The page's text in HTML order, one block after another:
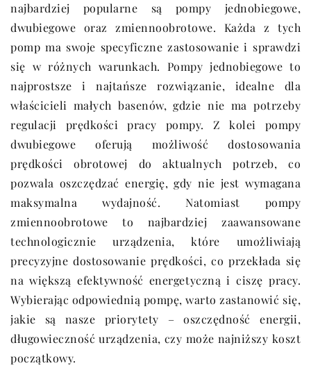
najbardziej popularne są pompy jednobiegowe,
dwubiegowe oraz zmiennoobrotowe. Każda z tych
pomp ma swoje specyficzne zastosowanie i sprawdzi
się w różnych warunkach. Pompy jednobiegowe to
najprostsze i najtańsze rozwiązanie, idealne dla
właścicieli małych basenów, gdzie nie ma potrzeby
regulacji prędkości pracy pompy. Z kolei pompy
dwubiegowe oferują możliwość dostosowania
prędkości obrotowej do aktualnych potrzeb, co
pozwala oszczędzać energię, gdy nie jest wymagana
maksymalna wydajność. Natomiast pompy
zmiennoobrotowe to najbardziej zaawansowane
technologicznie urządzenia, które umożliwiają
precyzyjne dostosowanie prędkości, co przekłada się
na większą efektywność energetyczną i ciszę pracy.
Wybierając odpowiednią pompę, warto zastanowić się,
jakie są nasze priorytety – oszczędność energii,
długowieczność urządzenia, czy może najniższy koszt
początkowy.